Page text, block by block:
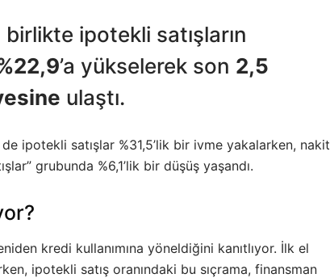
birlikte ipotekli satışların
’a yükselerek son 2,5
ulaştı.
ipotekli satışlar %31,5’lik bir ivme yakalarken, nakit
grubunda %6,1’lik bir düşüş yaşandı.
kredi kullanımına yöneldiğini kanıtlıyor. İlk el
ipotekli satış oranındaki bu sıçrama, finansman